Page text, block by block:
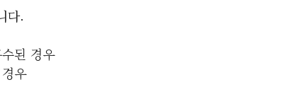
다.
된 경우
우